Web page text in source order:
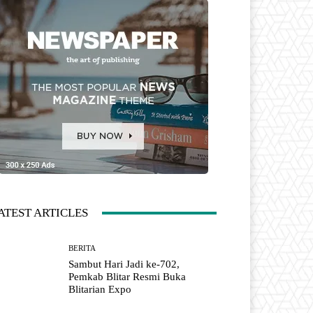
ARTICLES
BERITA
Sambut Hari Jadi ke-702,
Pemkab Blitar Resmi Buka
Blitarian Expo